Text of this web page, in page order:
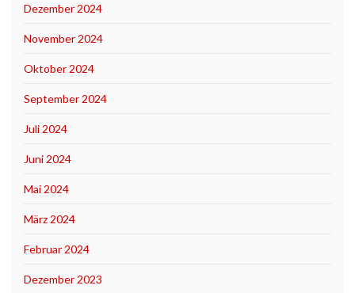
Dezember 2024
November 2024
Oktober 2024
September 2024
Juli 2024
Juni 2024
Mai 2024
März 2024
Februar 2024
Dezember 2023